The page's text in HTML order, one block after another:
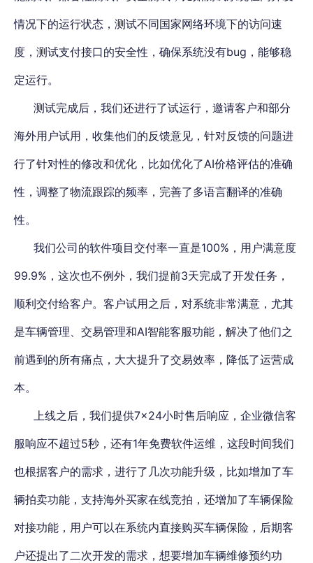
情况下的运行状态，测试不同国家网络环境下的访问速
度，测试支付接口的安全性，确保系统没有bug，能够稳
定运行。
测试完成后，我们还进行了试运行，邀请客户和部分
海外用户试用，收集他们的反馈意见，针对反馈的问题进
行了针对性的修改和优化，比如优化了AI价格评估的准确
性，调整了物流跟踪的频率，完善了多语言翻译的准确
性。
我们公司的软件项目交付率一直是100%，用户满意度
99.9%，这次也不例外，我们提前3天完成了开发任务，
顺利交付给客户。客户试用之后，对系统非常满意，尤其
是车辆管理、交易管理和AI智能客服功能，解决了他们之
前遇到的所有痛点，大大提升了交易效率，降低了运营成
本。
上线之后，我们提供7×24小时售后响应，企业微信客
服响应不超过5秒，还有1年免费软件运维，这段时间我们
也根据客户的需求，进行了几次功能升级，比如增加了车
辆拍卖功能，支持海外买家在线竞拍，还增加了车辆保险
对接功能，用户可以在系统内直接购买车辆保险，后期客
户还提出了二次开发的需求，想要增加车辆维修预约功